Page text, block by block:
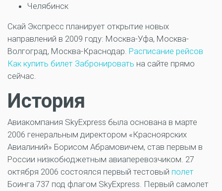
Челябинск
Скай Экспресс планирует открытие новых
направлений в 2009 году: Москва-Уфа, Москва-
Волгоград, Москва-Краснодар. Расписание рейсов
Как купить билет Забронировать на сайте прямо
сейчас.
История
Авиакомпания SkyExpress была основана в марте
2006 генеральным директором «Красноярских
Авиалиний» Борисом Абрамовичем, став первым в
России низкобюджетным авиаперевозчиком. 27
октября 2006 состоялся первый тестовый полет
Боинга 737 под флагом SkyExpress. Первый самолет